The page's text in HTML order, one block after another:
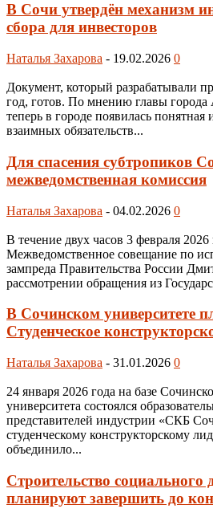
В Сочи утвердён механизм
сбора для инвесторов
Наталья Захарова - 19.02.2026 0
Документ, который разрабатывали
год, готов. По мнению главы
теперь в городе появилась понятная
взаимных обязательств...
Для спасения субтропиков
межведомственная комиссия
Наталья Захарова - 04.02.2026 0
В течение двух часов 3 февраля
Межведомственное совещание по
зампреда Правительства России
рассмотрении обращения из
В Сочинском университете
Студенческое
Наталья Захарова - 31.01.2026 0
24 января 2026 года на базе
университета состоялся
представителей индустрии «СКБ
студенческому конструкторскому
объединило...
Строительство социального
планируют завершить до